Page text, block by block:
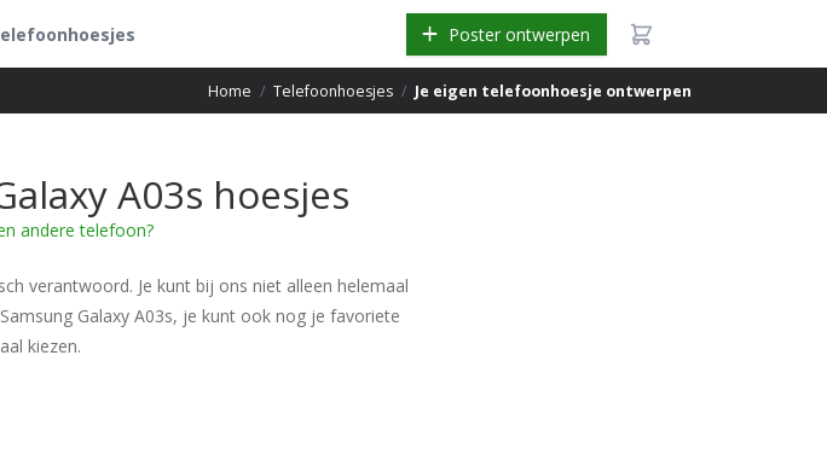
Poster ontwerpen
Home / Telefoonhoesjes / Je eigen telefoonhoesje ontwerpen
A03s hoesjes
andere telefoon?
verantwoord. Je kunt bij ons niet alleen helemaal
Galaxy A03s, je kunt ook nog je favoriete
kiezen.